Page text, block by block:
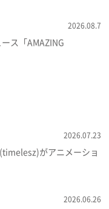
2026.08.7
ス「AMAZING
2026.07.23
がアニメーショ
2026.06.26